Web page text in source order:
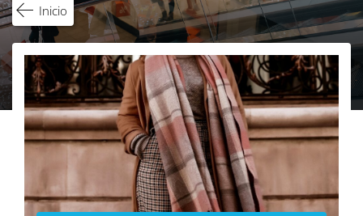
Inicio